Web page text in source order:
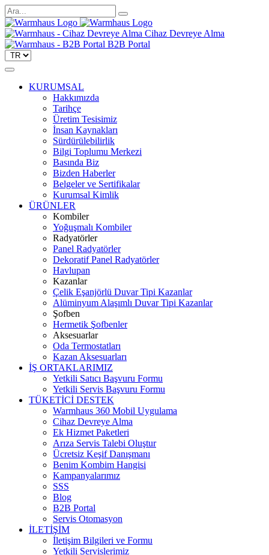
Cihaz Devreye Alma
B2B Portal
KURUMSAL
Hakkımızda
Tarihçe
Üretim Tesisimiz
İnsan Kaynakları
Sürdürülebilirlik
Bilgi Toplumu Merkezi
Basında Biz
Bizden Haberler
Belgeler ve Sertifikalar
Kurumsal Kimlik
ÜRÜNLER
Kombiler
Yoğuşmalı Kombiler
Radyatörler
Panel Radyatörler
Dekoratif Panel Radyatörler
Havlupan
Kazanlar
Çelik Eşanjörlü Duvar Tipi Kazanlar
Alüminyum Alaşımlı Duvar Tipi Kazanlar
Şofben
Hermetik Şofbenler
Aksesuarlar
Oda Termostatları
Kazan Aksesuarları
İŞ ORTAKLARIMIZ
Yetkili Satıcı Başvuru Formu
Yetkili Servis Başvuru Formu
TÜKETİCİ DESTEK
Warmhaus 360 Mobil Uygulama
Cihaz Devreye Alma
Ek Hizmet Paketleri
Arıza Servis Talebi Oluştur
Ücretsiz Keşif Danışmanı
Benim Kombim Hangisi
Kampanyalarımız
SSS
Blog
B2B Portal
Servis Otomasyon
İLETİŞİM
İletişim Bilgileri ve Formu
Yetkili Servislerimiz